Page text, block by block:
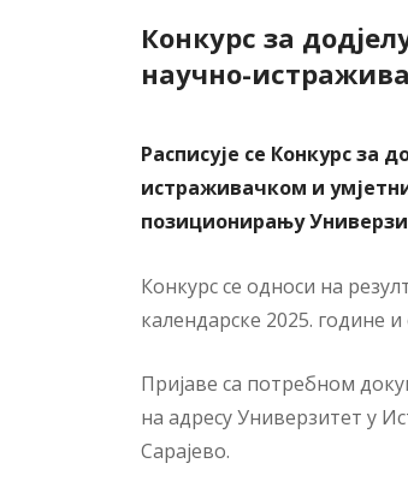
Конкурс за
научно-
Расписује се Конкурс за
истраживачком и
позиционирању
Конкурс се односи на
календарске 2025. године
Пријаве са потребном
на адресу Универзитет у
Сарајево.